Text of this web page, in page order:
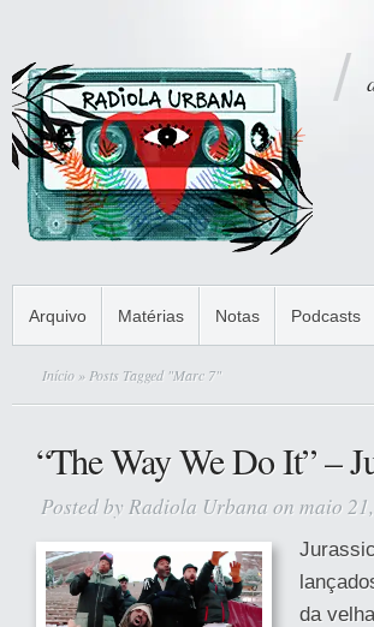
Arquivo Matérias Notas Podcasts
Início » Posts Tagged "Marc 7"
“The Way We Do It” –
Posted by Radiola Urbana on maio
da